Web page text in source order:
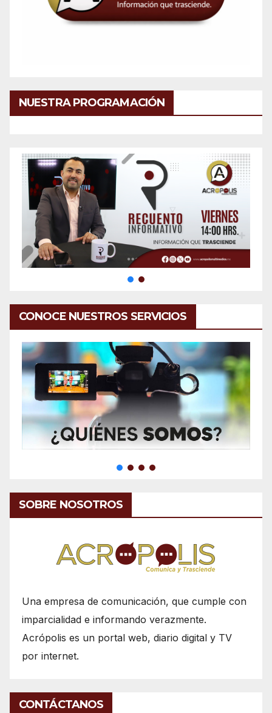
NUESTRA PROGRAMACIÓN
CONOCE NUESTROS SERVICIOS
SOBRE NOSOTROS
Una empresa de comunicación, que cumple con
imparcialidad e informando verazmente.
Acrópolis es un portal web, diario digital y TV
por internet.
CONTÁCTANOS